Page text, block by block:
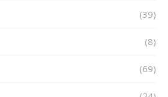
(39)
(8)
(69)